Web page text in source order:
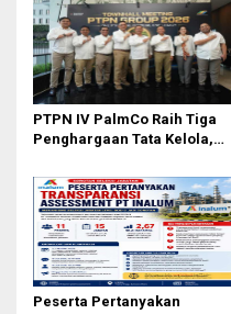
PTPN IV PalmCo Raih Tiga
Penghargaan Tata Kelola,
dan Efisiensi
Peserta Pertanyakan